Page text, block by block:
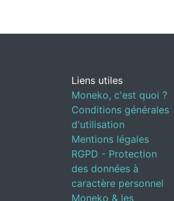
Liens utiles
Moneko, c'est quoi ?
Conditions générales
d'utilisation
Mentions légales
RGPD - Protection
des données à
caractère personnel
Moneko & les